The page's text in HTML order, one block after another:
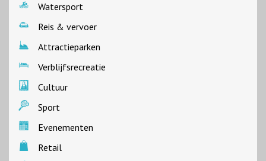
Watersport
Reis & vervoer
Attractieparken
Verblijfsrecreatie
Cultuur
Sport
Evenementen
Retail